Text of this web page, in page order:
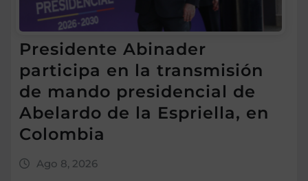
Presidente Abinader
participa en la transmisión
de mando presidencial de
Abelardo de la Espriella, en
Colombia
Ago 8, 2026